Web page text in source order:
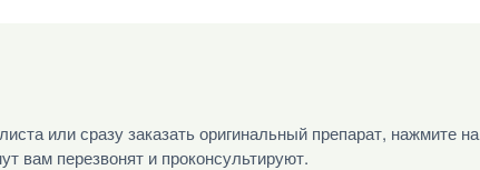
или сразу заказать оригинальный препарат, нажмите на
вам перезвонят и проконсультируют.